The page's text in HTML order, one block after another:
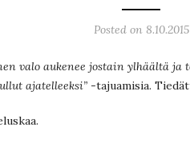
Posted on 8.10.2015
valo aukenee jostain ylhäältä ja
ajatelleeksi” -tajuamisia.